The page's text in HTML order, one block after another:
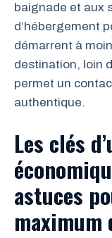
baignade et aux
d’hébergement
démarrent à
destination, loin
permet un
authentique.
Les clés
astuces
maximum